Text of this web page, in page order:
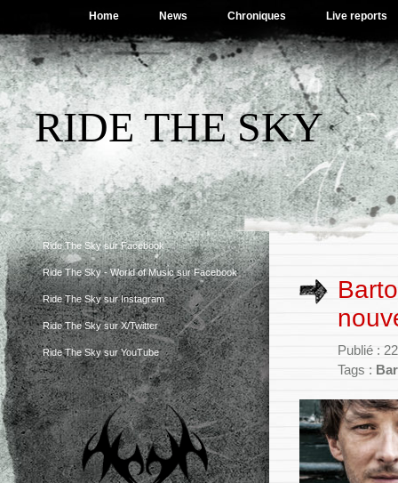
Home News Chroniques Live reports
RIDE THE SKY
Ride The Sky sur Facebook
Ride The Sky - World of Music sur Facebook
Ride The Sky sur Instagram
Ride The Sky sur X/Twitter
Ride The Sky sur YouTube
Publié :
Tags :